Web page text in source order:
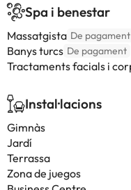
Spa i benestar
Massatgista De pagament
Banys turcs De pagament
Tractaments facials i
Instal·lacions
Gimnàs
Jardí
Terrassa
Zona de juegos